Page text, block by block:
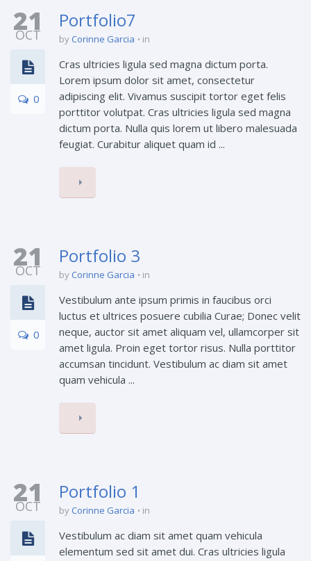
21
OCT
0
Portfolio7
by Corinne Garcia in
Cras ultricies ligula sed magna dictum porta.
Lorem ipsum dolor sit amet, consectetur
adipiscing elit. Vivamus suscipit tortor eget felis
porttitor volutpat. Cras ultricies ligula sed magna
dictum porta. Nulla quis lorem ut libero malesuada
feugiat. Curabitur aliquet quam id ...
21
OCT
0
Portfolio 3
by Corinne Garcia in
Vestibulum ante ipsum primis in faucibus orci
luctus et ultrices posuere cubilia Curae; Donec velit
neque, auctor sit amet aliquam vel, ullamcorper sit
amet ligula. Proin eget tortor risus. Nulla porttitor
accumsan tincidunt. Vestibulum ac diam sit amet
quam vehicula ...
21
OCT
Portfolio 1
by Corinne Garcia in
Vestibulum ac diam sit amet quam vehicula
elementum sed sit amet dui. Cras ultricies ligula